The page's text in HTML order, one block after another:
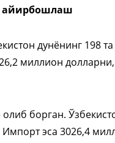
айирбошлаш
дунёнинг 198
миллион
борган.
эса 3026,4